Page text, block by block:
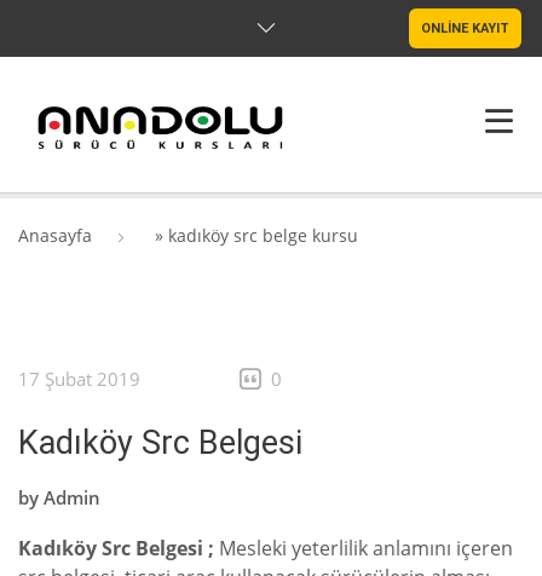
ONLİNE KAYIT
SRC & PSIKOTEKNIK
BLOG
İLETIŞIM
Anasayfa » kadıköy src belge kursu
17 Şubat 2019 0
Kadıköy Src Belgesi
by Admin
Kadıköy Src Belgesi ; Mesleki yeterlilik anlamını içeren